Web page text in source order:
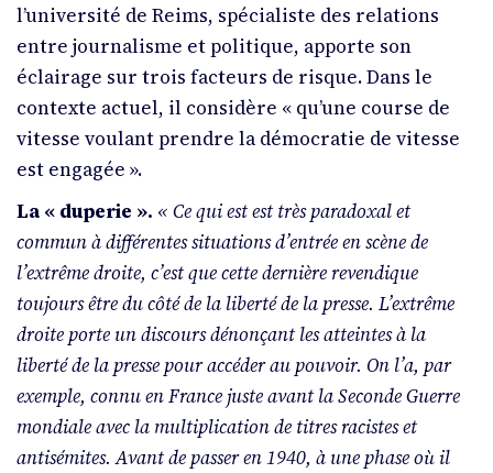
l’université de Reims, spécialiste des relations
entre journalisme et politique, apporte son
éclairage sur trois facteurs de risque. Dans le
contexte actuel, il considère « qu’une course de
vitesse voulant prendre la démocratie de vitesse
est engagée ».
La « duperie ». « Ce qui est est très paradoxal et
commun à différentes situations d’entrée en scène de
l’extrême droite, c’est que cette dernière revendique
toujours être du côté de la liberté de la presse. L’extrême
droite porte un discours dénonçant les atteintes à la
liberté de la presse pour accéder au pouvoir. On l’a, par
exemple, connu en France juste avant la Seconde Guerre
mondiale avec la multiplication de titres racistes et
antisémites. Avant de passer en 1940, à une phase où il